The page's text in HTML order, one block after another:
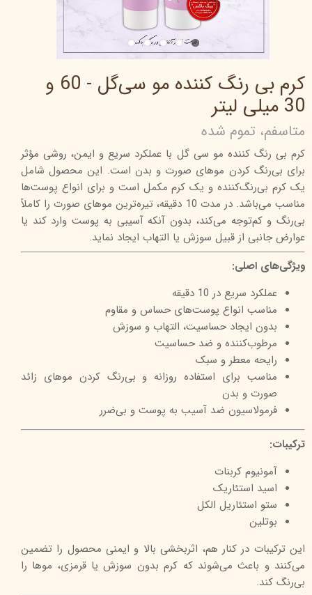
کرم بی رنگ کننده مو سی‌گل - 60 و
30 میلی لیتر
متاسفم، تموم شده
کرم بی رنگ کننده مو سی گل با عملکرد سریع و ایمن، روشی مؤثر
برای بی‌رنگ کردن موهای صورت و بدن است. این محصول شامل
یک کرم بی‌رنگ‌کننده و یک کرم مکمل است و برای انواع پوست‌ها
مناسب می‌باشد. در مدت 10 دقیقه، تیره‌ترین موهای صورت را کاملاً
بی‌رنگ و کم‌توجه می‌کند، بدون آنکه آسیبی به پوست وارد کند یا
عوارض جانبی از قبیل سوزش یا التهاب ایجاد نماید.
ویژگی‌های اصلی:
عملکرد سریع در 10 دقیقه
مناسب انواع پوست‌های حساس و مقاوم
بدون ایجاد حساسیت، التهاب و سوزش
مرطوب‌کننده و ضد حساسیت
رایحه معطر و سبک
مناسب برای استفاده روزانه و بی‌رنگ کردن موهای زائد
صورت و بدن
فرمولاسیون ضد آسیب به پوست و بی‌ضرر
ترکیبات:
آمونیوم کربنات
اسید استئاریک
ستو استئاریل الکل
بوتلین
این ترکیبات در کنار هم، اثربخشی بالا و ایمنی محصول را تضمین
می‌کنند و باعث می‌شوند که کرم بدون سوزش یا قرمزی، موها را
بی‌رنگ کند.